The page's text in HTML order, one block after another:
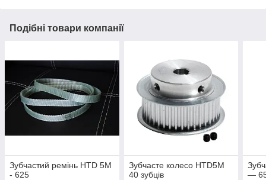
Подібні товари компанії
Зубчастий ремінь HTD 5M
- 625
Зубчасте колесо HTD5M
40 зубців
—